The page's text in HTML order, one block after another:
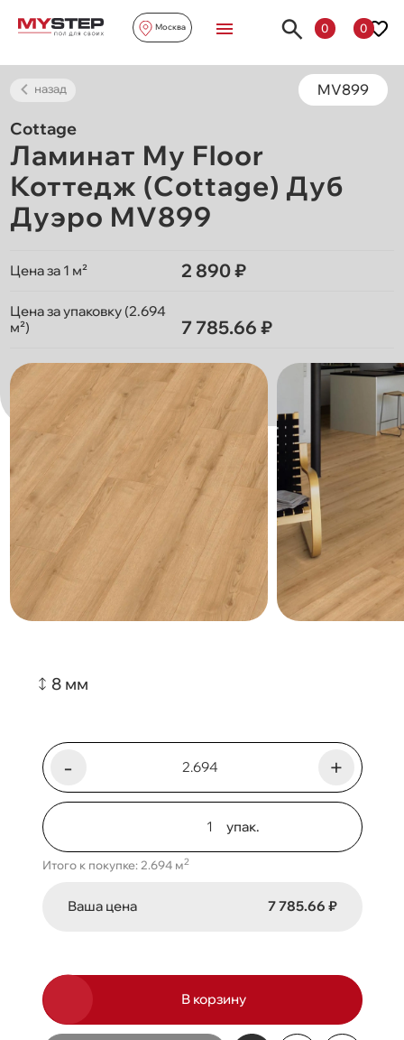
Москва 0 0
назад MV899
Cottage
Ламинат My Floor
Коттедж (Cottage) Дуб
Дуэро MV899
Цена за 1 м² 2 890 ₽
Цена за упаковку (2.694
м²)
7 785.66 ₽
- +
упак.
Итого к покупке: 2.694 м2
Ваша цена 7 785.66 ₽
В корзину
8 мм